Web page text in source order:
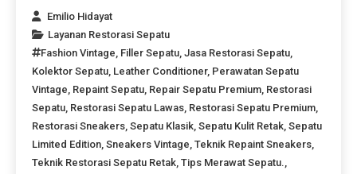
Emilio Hidayat
Layanan Restorasi Sepatu
Fashion Vintage, Filler Sepatu,Jasa Restorasi Sepatu,
Kolektor Sepatu, Leather Conditioner, Perawatan Sepatu
Vintage, Repaint Sepatu, Repair Sepatu Premium, Restorasi
Sepatu, Restorasi Sepatu Lawas, Restorasi Sepatu Premium,
Restorasi Sneakers,Sepatu Klasik,Sepatu Kulit Retak,Sepatu
Limited Edition,Sneakers Vintage,Teknik Repaint Sneakers,
Teknik Restorasi Sepatu Retak,Tips Merawat Sepatu.,